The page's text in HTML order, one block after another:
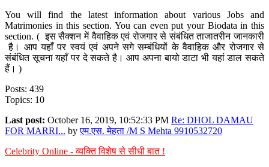
You will find the latest information about various Jobs and
Matrimonies in this section. You can even put your Biodata in this
section. ( इस सैक्शन में वैवाहिक एवं रोजगार से संबंधित ताजातरीन जानकारी
है। आप यहाँ पर स्वयं एवं अपने सगे सम्बंधियों के वैवाहिक और रोजगार से
संबंधित सूचना यहाँ पर दे सकते है। आप अपना बायो डाटा भी यहां डाल सकते
हैं। )
Posts: 439
Topics: 10
Last post: October 16, 2019, 10:52:33 PM Re: DHOL DAMAU
FOR MARRI... byएम.एस. मेहता /M S Mehta 9910532720
Celebrity Online - व्यक्ति विशेष से सीधी बात !